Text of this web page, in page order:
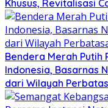
Khusus, Revitalisasi
Bendera Merah Putih
Indonesia, Basarnas
dari Wilayah